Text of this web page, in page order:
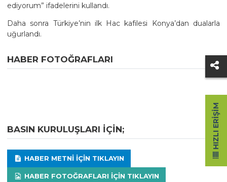
ediyorum” ifadelerini kullandı.
Daha sonra Türkiye’nin ilk Hac kafilesi Konya’dan dualarla
uğurlandı.
HABER FOTOĞRAFLARI
BASIN KURULUŞLARI IÇIN;
HABER METNI IÇIN TIKLAYIN
HABER FOTOĞRAFLARI IÇIN TIKLAYIN
HIZLI ERIŞIM